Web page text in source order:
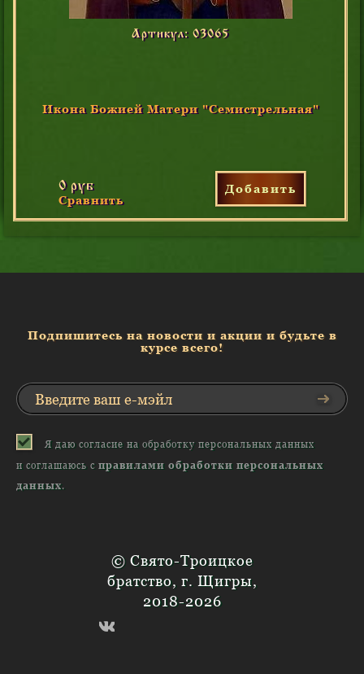
Артикул: 03065
Икона Божией Матери "Семистрельная"
0 руб
Сравнить
Добавить
Подпишитесь на новости и акции и будьте в
курсе всего!
Я даю согласие на обработку персональных данных
и соглашаюсь с правилами обработки персональных
данных.
© Свято-Троицкое
братство, г. Щигры,
2018-2026